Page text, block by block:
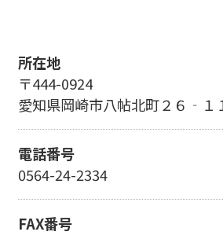
所在地
〒444-0924
愛知県岡崎市八帖北町２６‐１
電話番号
0564-24-2334
FAX番号